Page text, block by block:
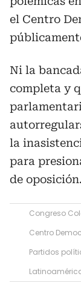
el Centro
Ni la
completa y
la
para
de oposición.
Congreso
Centro
Partidos